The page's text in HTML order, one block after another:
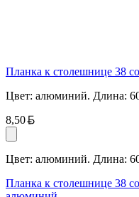
Планка к столешнице 38
Цвет: алюминий. Длина:
8,50
Цвет: алюминий. Длина:
Планка к столешнице 38